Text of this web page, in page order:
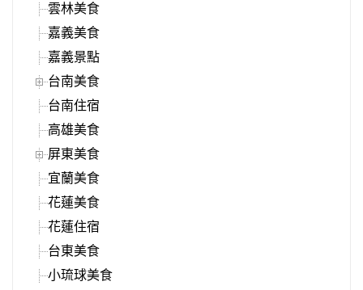
雲林美食
嘉義美食
嘉義景點
台南美食
台南住宿
高雄美食
屏東美食
宜蘭美食
花蓮美食
花蓮住宿
台東美食
小琉球美食